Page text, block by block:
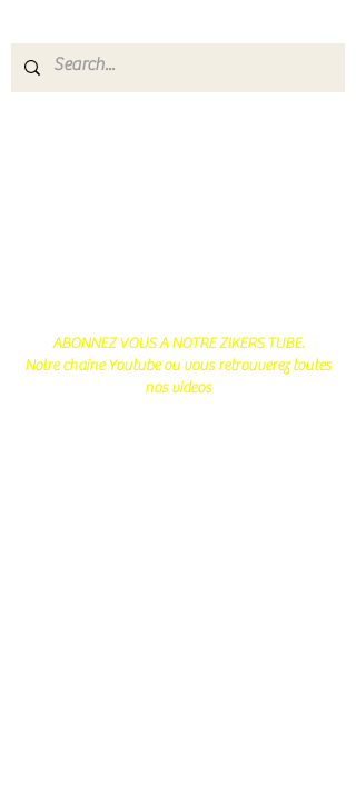
ABONNEZ VOUS A NOTRE ZIKERS TUBE.
Notre chaine Youtube ou vous retrouverez toutes
nos videos